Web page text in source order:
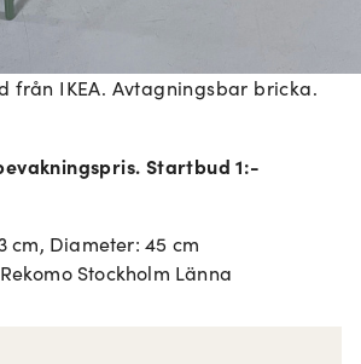
från IKEA. Avtagningsbar bricka.
Startbud 1:-
cm, Diameter: 45 cm
Stockholm Länna